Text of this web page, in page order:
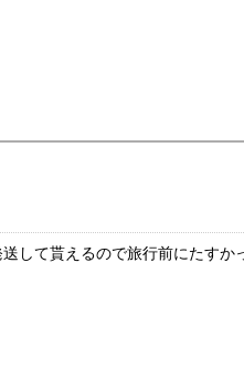
して貰えるので旅行前にたすか